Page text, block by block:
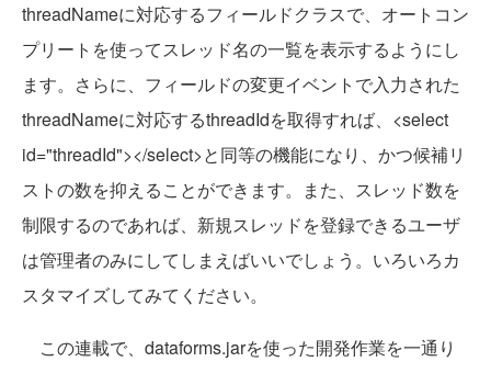
threadNameに対応するフィールドクラスで、オートコン
プリートを使ってスレッド名の一覧を表示するようにし
ます。さらに、フィールドの変更イベントで入力された
threadNameに対応するthreadIdを取得すれば、<select
id="threadId"></select>と同等の機能になり、かつ候補リ
ストの数を抑えることができます。また、スレッド数を
制限するのであれば、新規スレッドを登録できるユーザ
は管理者のみにしてしまえばいいでしょう。いろいろカ
スタマイズしてみてください。
この連載で、dataforms.jarを使った開発作業を一通り